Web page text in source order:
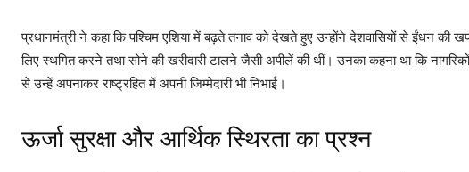
प्रधानमंत्री ने कहा कि पश्चिम एशिया में बढ़ते तनाव को देखते हुए उन्होंने देशवासियों से ईंधन
लिए स्थगित करने तथा सोने की खरीदारी टालने जैसी अपीलें की थीं। उनका कहना था कि
से उन्हें अपनाकर राष्ट्रहित में अपनी जिम्मेदारी भी निभाई।
ऊर्जा सुरक्षा और आर्थिक स्थिरता का प्रश्न